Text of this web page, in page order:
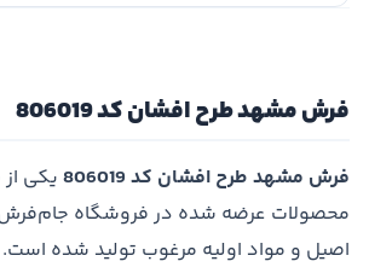
فرش مشهد طرح افشان کد 806019
فرش مشهد طرح افشان کد 806019
یکی
محصولات عرضه شده در فروشگاه
اصیل و مواد اولیه مرغوب تولید شده است.